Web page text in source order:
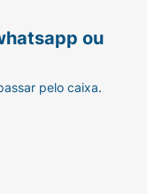
rosto com
um
ou
pelo caixa.